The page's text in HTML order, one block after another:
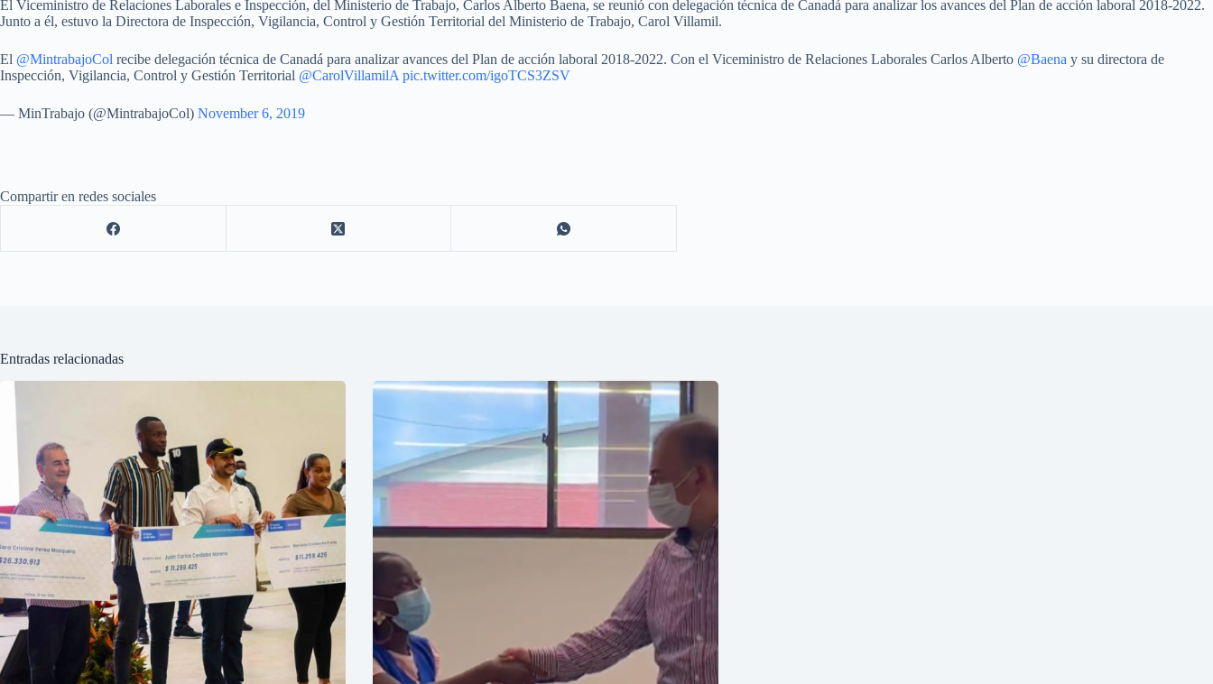
El Viceministro de Relaciones Laborales e Inspección, del Ministerio de Trabajo, Carlos Alberto Baena, se reunió con delegación técnica de Canadá para analizar los avances del Plan de acción laboral 2018-2022.
Junto a él, estuvo la Directora de Inspección, Vigilancia, Control y Gestión Territorial del Ministerio de Trabajo, Carol Villamil.
El @MintrabajoCol recibe delegación técnica de Canadá para analizar avances del Plan de acción laboral 2018-2022. Con el Viceministro de Relaciones Laborales Carlos Alberto @Baena y su directora de
Inspección, Vigilancia, Control y Gestión Territorial @CarolVillamilA pic.twitter.com/igoTCS3ZSV
— MinTrabajo (@MintrabajoCol) November 6, 2019
Compartir en redes sociales
Entradas relacionadas